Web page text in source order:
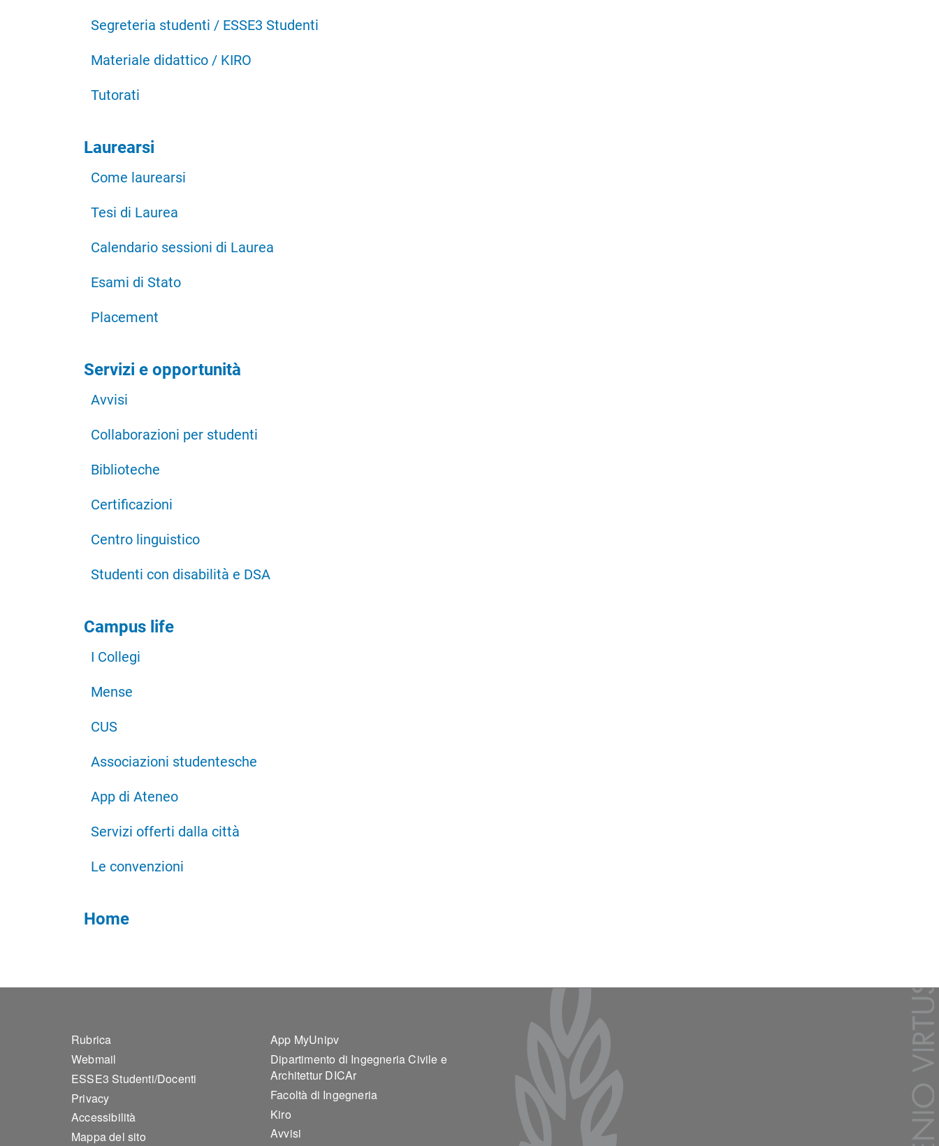
Segreteria studenti / ESSE3 Studenti
Materiale didattico / KIRO
Tutorati
Laurearsi
Come laurearsi
Tesi di Laurea
Calendario sessioni di Laurea
Esami di Stato
Placement
Servizi e opportunità
Avvisi
Collaborazioni per studenti
Biblioteche
Certificazioni
Centro linguistico
Studenti con disabilità e DSA
Campus life
I Collegi
Mense
CUS
Associazioni studentesche
App di Ateneo
Servizi offerti dalla città
Le convenzioni
Home
Footer 1
Rubrica
Webmail
ESSE3 Studenti/Docenti
Privacy
Accessibilità
Mappa del sito
Footer 2
App MyUnipv
Dipartimento di Ingegneria Civile e
Architettur DICAr
Facoltà di Ingegneria
Kiro
Avvisi